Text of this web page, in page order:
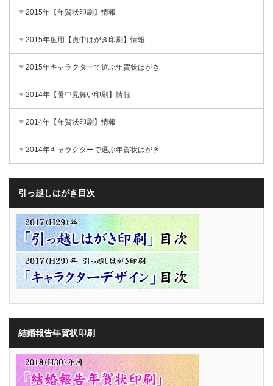
2015年【年賀状印刷】情報
2015年度用【喪中はがき印刷】情報
2015年キャラクターで選ぶ年賀状はがき
2014年【暑中見舞い印刷】情報
2014年【年賀状印刷】情報
2014年キャラクターで選ぶ年賀状はがき
引っ越しはがき目次
結婚報告年賀状印刷